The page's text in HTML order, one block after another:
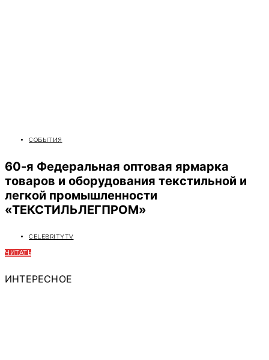
СОБЫТИЯ
60-я Федеральная оптовая ярмарка
товаров и оборудования текстильной и
легкой промышленности
«ТЕКСТИЛЬЛЕГПРОМ»
CELEBRITYTV
ЧИТАТЬ
ИНТЕРЕСНОЕ